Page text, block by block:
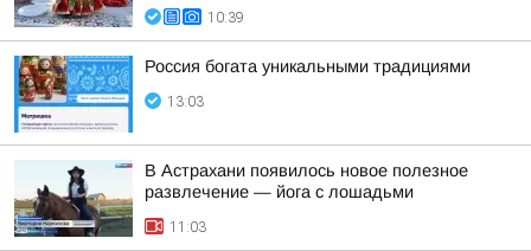
10:39
Россия богата уникальными традициями
13:03
В Астрахани появилось новое полезное
развлечение — йога с лошадьми
11:03